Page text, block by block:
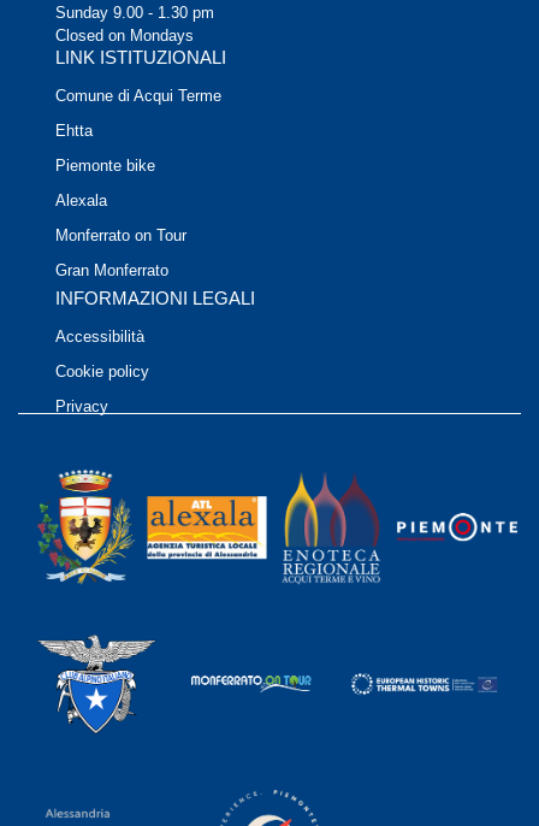
Sunday 9.00 - 1.30 pm
Closed on Mondays
LINK ISTITUZIONALI
Comune di Acqui Terme
Ehtta
Piemonte bike
Alexala
Monferrato on Tour
Gran Monferrato
INFORMAZIONI LEGALI
Accessibilità
Cookie policy
Privacy